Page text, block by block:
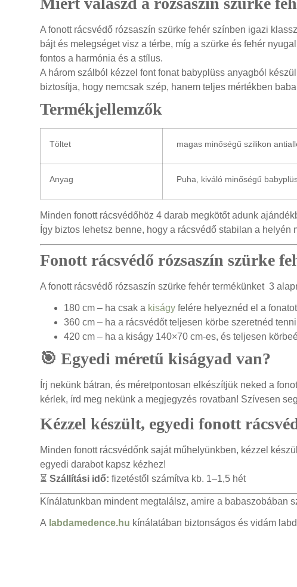
A fonott rácsvédő rózsaszín szürke fehér színben igazi
bájt és melegséget visz a térbe, míg a szürke és fehér
fontos a harmónia és a stílus.
A három szálból kézzel font fonat babyplüss anyagból
biztosítja, hogy nemcsak szép, hanem teljes mértékben
Termékjellemzők
Töltet magas minőségű szilikon
Anyag Puha, kiváló minőségű
Minden fonott rácsvédőhöz 4 darab megkötőt adunk
Így biztos lehetsz benne, hogy a rácsvédő stabilan a helyén
Fonott rácsvédő rózsaszín szürke
A fonott rácsvédő rózsaszín szürke fehér termékünket 3
180 cm – ha csak a kiságy felére helyeznéd el a fonatot
360 cm – ha a rácsvédőt teljesen körbe szeretnéd
420 cm – ha a kiságy 140×70 cm-es, és teljesen
🎯 Egyedi méretű kiságyad van?
Írj nekünk bátran, és méretpontosan elkészítjük neked a
kérlek, írd meg nekünk a megjegyzés rovatban! Szívesen
Kézzel készült, egyedi fonott
Minden fonott rácsvédőnk saját műhelyünkben, kézzel
egyedi darabot kapsz kézhez!
⏳Szállítási idő: fizetéstől számítva kb. 1–1,5 hét
Kínálatunkban mindent megtalálsz, amire a babaszobában
A labdamedence.hu kínálatában biztonságos és vidám